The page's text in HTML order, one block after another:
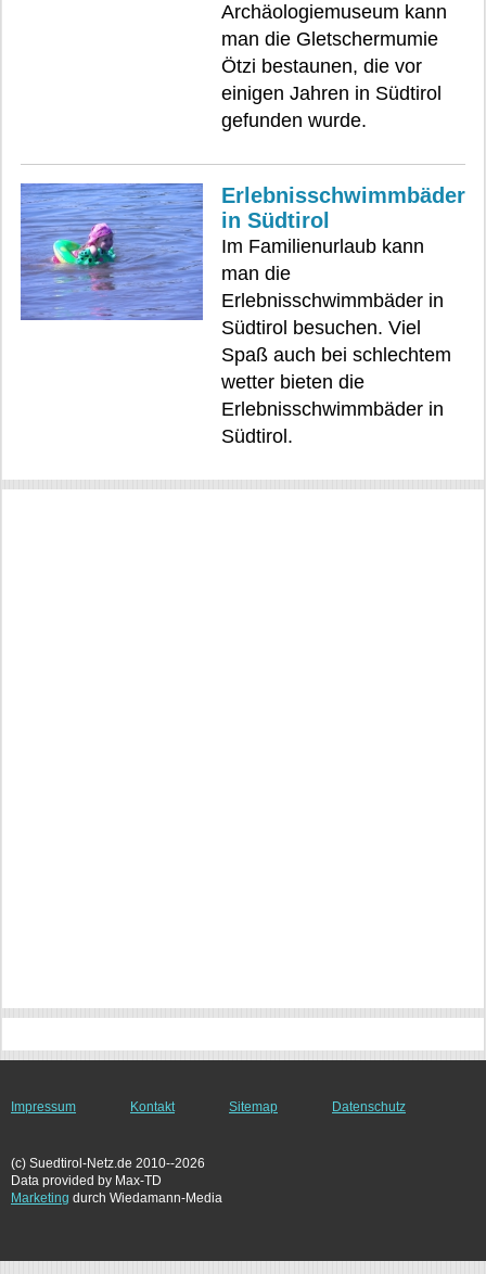
Archäologiemuseum kann
man die Gletschermumie
Ötzi bestaunen, die vor
einigen Jahren in Südtirol
gefunden wurde.
Erlebnisschwimmbäder
in Südtirol
Im Familienurlaub kann
man die
Erlebnisschwimmbäder in
Südtirol besuchen. Viel
Spaß auch bei schlechtem
wetter bieten die
Erlebnisschwimmbäder in
Südtirol.
Impressum Kontakt Sitemap Datenschutz
(c) Suedtirol-Netz.de 2010--2026
Data provided by Max-TD
Marketing durch Wiedamann-Media